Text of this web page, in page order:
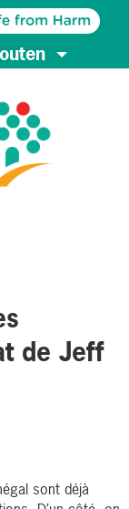
de Jeff
sont déjà